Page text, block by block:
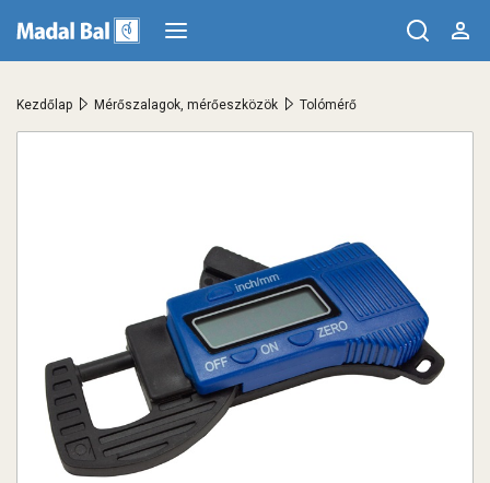
Kezdőlap > Mérőszalagok, mérőeszközök > Tolómérő